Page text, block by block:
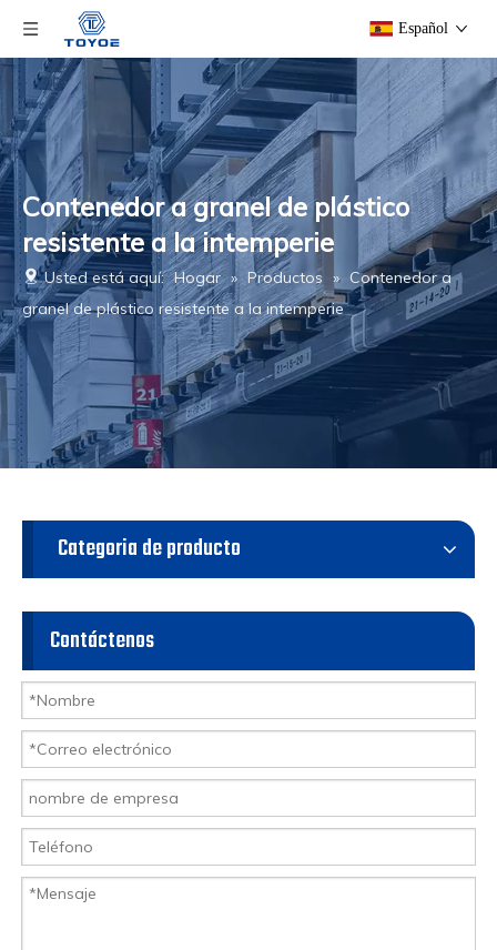
Español
Contenedor a granel de plástico
resistente a la intemperie
Usted está aquí: Hogar » Productos » Contenedor a
granel de plástico resistente a la intemperie
Categoria de producto
Contáctenos